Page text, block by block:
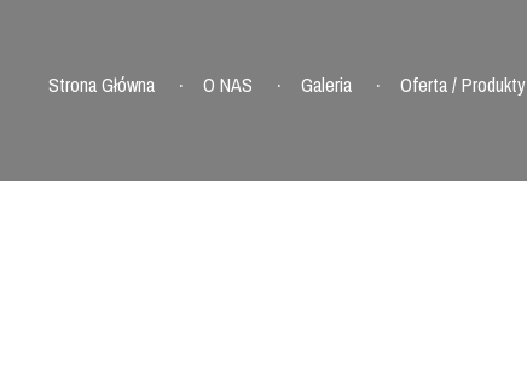
Strona Główna O NAS Galeria Oferta / Produkty